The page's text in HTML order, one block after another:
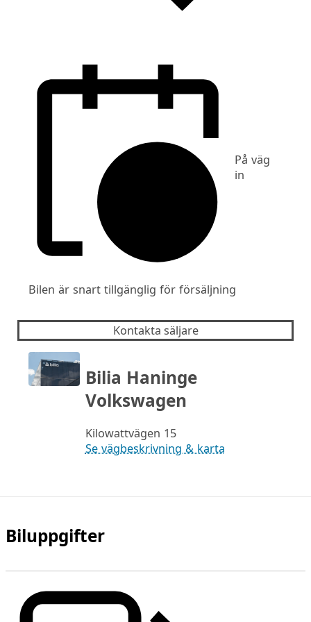
På väg
in
Bilen är snart tillgänglig för försäljning
Kontakta säljare
Bilia Haninge
Volkswagen
Kilowattvägen 15
Se vägbeskrivning & karta
Biluppgifter